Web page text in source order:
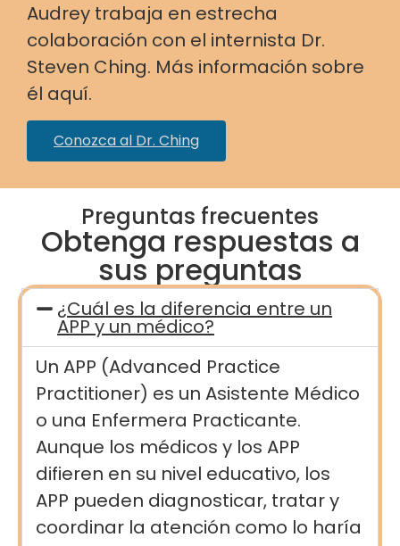
Audrey trabaja en estrecha
colaboración con el internista Dr.
Steven Ching. Más información sobre
él aquí.
Conozca al Dr. Ching
Preguntas frecuentes
Obtenga respuestas a
sus preguntas
¿Cuál es la diferencia entre un
APP y un médico?
Un APP (Advanced Practice
Practitioner) es un Asistente Médico
o una Enfermera Practicante.
Aunque los médicos y los APP
difieren en su nivel educativo, los
APP pueden diagnosticar, tratar y
coordinar la atención como lo haría